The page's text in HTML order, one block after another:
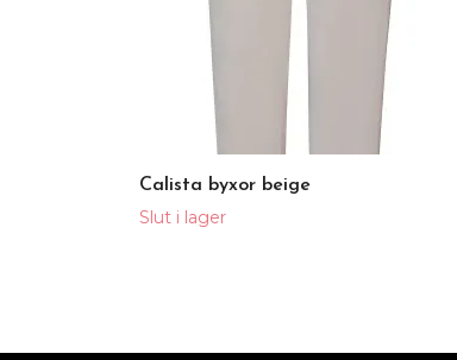
Calista byxor beige
Slut i lager